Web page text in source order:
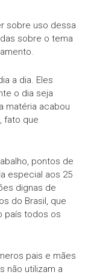
sobre uso dessa
sobre o tema
a dia. Eles
o dia seja
matéria acabou
fato que
pontos de
especial aos 25
dignas de
do Brasil, que
país todos os
pais e mães
não utilizam a